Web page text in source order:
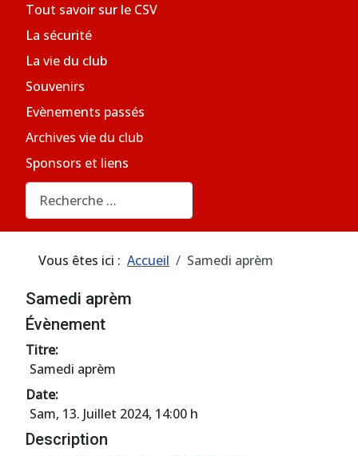
Tout savoir sur le CSV
La sécurité
La vie du club
Souvenirs
Evènements passés
Archives vie du club
Sponsors et liens
Rechercher
Vous êtes ici : Accueil Samedi aprèm
Samedi aprèm
Évènement
Titre:
Samedi aprèm
Date:
Sam, 13. Juillet 2024, 14:00 h
Description